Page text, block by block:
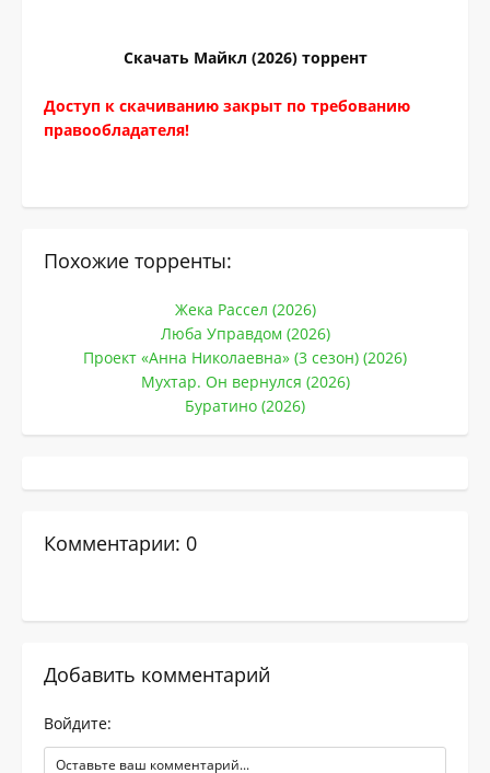
Скачать Майкл (2026) торрент
Доступ к скачиванию закрыт по требованию
правообладателя!
Похожие торренты:
Жека Рассел (2026)
Люба Управдом (2026)
Проект «Анна Николаевна» (3 сезон) (2026)
Мухтар. Он вернулся (2026)
Буратино (2026)
Комментарии: 0
Добавить комментарий
Войдите: